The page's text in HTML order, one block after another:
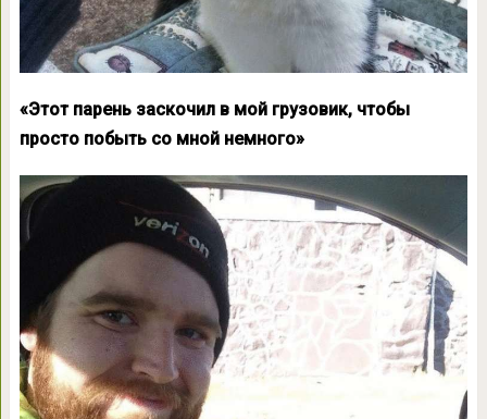
«Этот парень заскочил в мой грузовик, чтобы
просто побыть со мной немного»